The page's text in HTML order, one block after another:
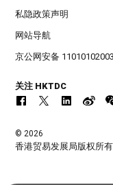
私隐政策声明
网站导航
京公网安备
关注 HKTDC
© 2026
香港贸易发展局版权所